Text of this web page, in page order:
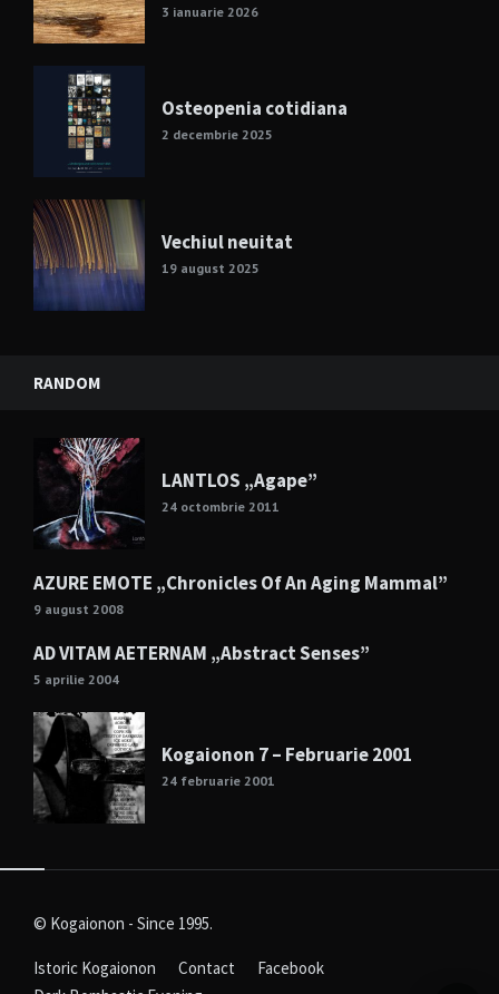
3 ianuarie 2026
Osteopenia cotidiana
2 decembrie 2025
Vechiul neuitat
19 august 2025
RANDOM
LANTLOS „Agape”
24 octombrie 2011
AZURE EMOTE „Chronicles Of An Aging Mammal”
9 august 2008
AD VITAM AETERNAM „Abstract Senses”
5 aprilie 2004
Kogaionon 7 – Februarie 2001
24 februarie 2001
© Kogaionon - Since 1995.
Istoric Kogaionon Contact
Facebook